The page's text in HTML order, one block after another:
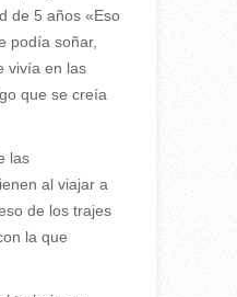
de 5 años «Eso
podía soñar,
vivía en las
que se creía
las
al viajar a
de los trajes
la que